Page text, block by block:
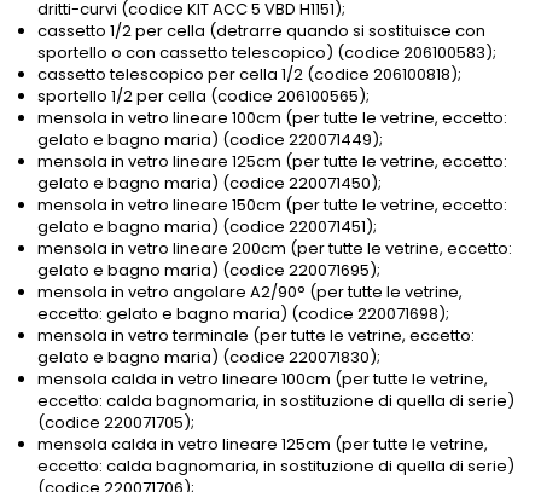
dritti-curvi (codice KIT ACC 5 VBD H1151);
cassetto 1/2 per cella (detrarre quando si sostituisce con
sportello o con cassetto telescopico) (codice 206100583);
cassetto telescopico per cella 1/2 (codice 206100818);
sportello 1/2 per cella (codice 206100565);
mensola in vetro lineare 100cm (per tutte le vetrine, eccetto:
gelato e bagno maria) (codice 220071449);
mensola in vetro lineare 125cm (per tutte le vetrine, eccetto:
gelato e bagno maria) (codice 220071450);
mensola in vetro lineare 150cm (per tutte le vetrine, eccetto:
gelato e bagno maria) (codice 220071451);
mensola in vetro lineare 200cm (per tutte le vetrine, eccetto:
gelato e bagno maria) (codice 220071695);
mensola in vetro angolare A2/90° (per tutte le vetrine,
eccetto: gelato e bagno maria) (codice 220071698);
mensola in vetro terminale (per tutte le vetrine, eccetto:
gelato e bagno maria) (codice 220071830);
mensola calda in vetro lineare 100cm (per tutte le vetrine,
eccetto: calda bagnomaria, in sostituzione di quella di serie)
(codice 220071705);
mensola calda in vetro lineare 125cm (per tutte le vetrine,
eccetto: calda bagnomaria, in sostituzione di quella di serie)